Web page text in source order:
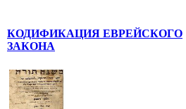
КОДИФИКАЦИЯ ЕВРЕЙСКОГО
ЗАКОНА